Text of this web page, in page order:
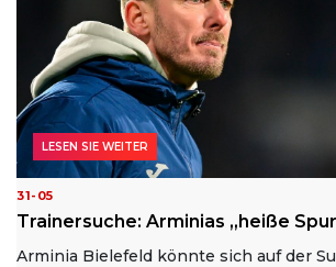
31-05
Trainersuche: Arminias „heiße
Arminia Bielefeld könnte sich auf der
LESEN SIE WEITER